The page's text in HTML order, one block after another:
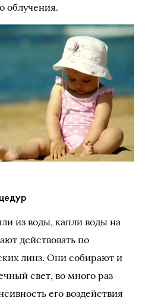
облучения.
из воды, капли воды на
действовать по
линз. Они собирают и
свет, во много раз
его воздействия